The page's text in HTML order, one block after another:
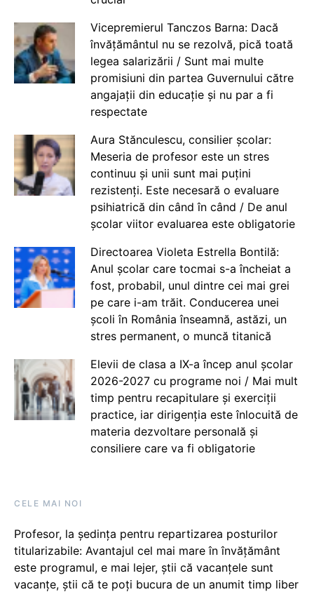
Vicepremierul Tanczos Barna: Dacă
învățământul nu se rezolvă, pică toată
legea salarizării / Sunt mai multe
promisiuni din partea Guvernului către
angajații din educație și nu par a fi
respectate
Aura Stănculescu, consilier școlar:
Meseria de profesor este un stres
continuu și unii sunt mai puțini
rezistenți. Este necesară o evaluare
psihiatrică din când în când / De anul
școlar viitor evaluarea este obligatorie
Directoarea Violeta Estrella Bontilă:
Anul școlar care tocmai s-a încheiat a
fost, probabil, unul dintre cei mai grei
pe care i-am trăit. Conducerea unei
școli în România înseamnă, astăzi, un
stres permanent, o muncă titanică
Elevii de clasa a IX-a încep anul școlar
2026-2027 cu programe noi / Mai mult
timp pentru recapitulare și exerciții
practice, iar dirigenția este înlocuită de
materia dezvoltare personală și
consiliere care va fi obligatorie
CELE MAI NOI
Profesor, la ședința pentru repartizarea posturilor
titularizabile: Avantajul cel mai mare în învățământ
este programul, e mai lejer, știi că vacanțele sunt
vacanţe, știi că te poți bucura de un anumit timp liber